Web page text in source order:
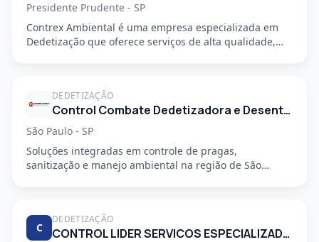
Presidente Prudente - SP
Contrex Ambiental é uma empresa especializada em
Dedetização que oferece serviços de alta qualidade,
DEDETIZAÇÃO
Control Combate Dedetizadora e Desentupidora
São Paulo - SP
Soluções integradas em controle de pragas,
sanitização e manejo ambiental na região de São
C
DEDETIZAÇÃO
CONTROL LIDER SERVICOS ESPECIALIZADOS LTDA